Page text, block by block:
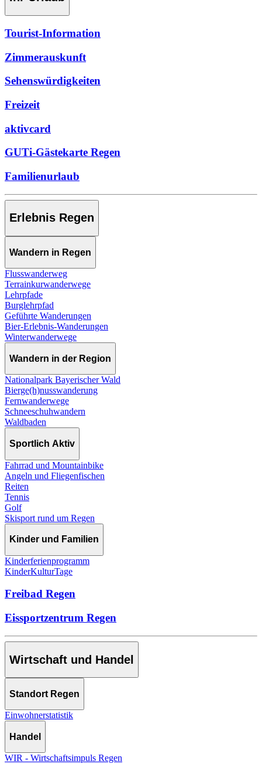
Tourist-Information
Zimmerauskunft
Sehenswürdigkeiten
Freizeit
aktivcard
GUTi-Gästekarte Regen
Familienurlaub
Erlebnis Regen
Wandern in Regen
Flusswanderweg
Terrainkurwanderwege
Lehrpfade
Burglehrpfad
Geführte Wanderungen
Bier-Erlebnis-Wanderungen
Winterwanderwege
Wandern in der Region
Nationalpark Bayerischer Wald
Bierge(h)nusswanderung
Fernwanderwege
Schneeschuhwandern
Waldbaden
Sportlich Aktiv
Fahrrad und Mountainbike
Angeln und Fliegenfischen
Reiten
Tennis
Golf
Skisport rund um Regen
Kinder und Familien
Kinderferienprogramm
KinderKulturTage
Freibad Regen
Eissportzentrum Regen
Wirtschaft und Handel
Standort Regen
Einwohnerstatistik
Handel
WIR - Wirtschaftsimpuls Regen